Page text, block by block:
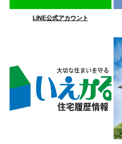
LINE公式アカウント